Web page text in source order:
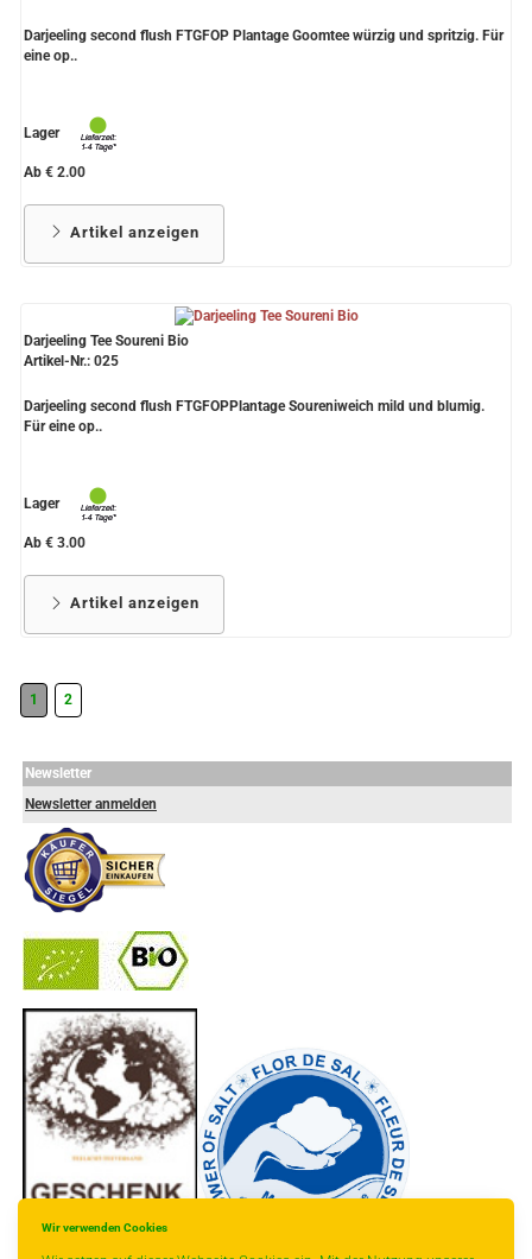
Wir verwenden Cookies
Darjeeling second flush FTGFOP Plantage Goomtee würzig und spritzig. Für
eine op..
Lager
Ab € 2.00
Artikel anzeigen
Darjeeling Tee Soureni Bio
Artikel-Nr.: 025
Darjeeling second flush FTGFOPPlantage Soureniweich mild und blumig.
Für eine op..
Lager
Ab € 3.00
Artikel anzeigen
1 2
Newsletter
Newsletter anmelden